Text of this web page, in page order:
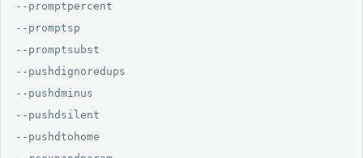
--promptpercent
--promptsp
--promptsubst
--pushdignoredups
--pushdminus
--pushdsilent
--pushdtohome